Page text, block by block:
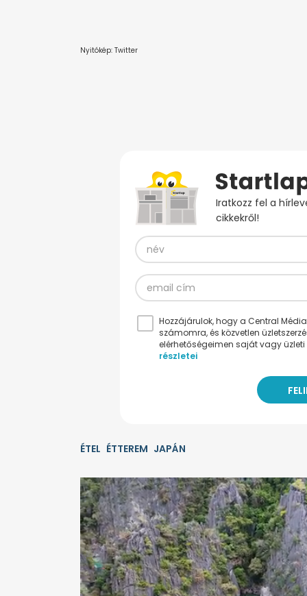
Nyitókép: Twitter
Iratkozz fel a
cikkekről!
Hozzájárulok, hogy a Central
számomra, és közvetlen
elérhetőségeimen saját vagy
részletei
ÉTEL ÉTTEREM JAPÁN